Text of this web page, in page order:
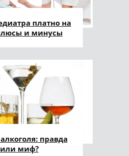
платно на
и минусы
правда
или миф?